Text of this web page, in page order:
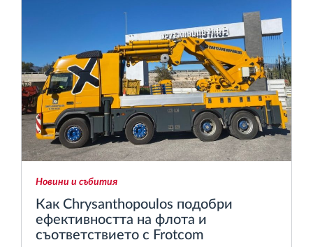
Новини и събития
Как Chrysanthopoulos подобри
ефективността на флота и
съответствието с Frotcom